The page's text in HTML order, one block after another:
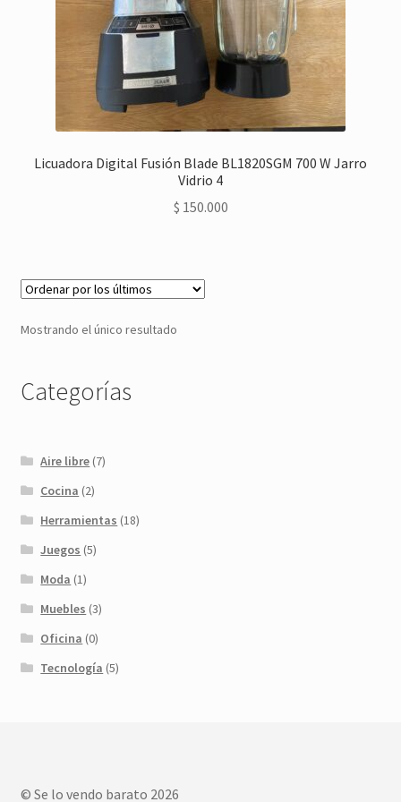
Licuadora Digital Fusión Blade BL1820SGM 700 W Jarro
Vidrio 4
$ 150.000
Mostrando el único resultado
Categorías
Aire libre (7)
Cocina (2)
Herramientas (18)
Juegos (5)
Moda (1)
Muebles (3)
Oficina (0)
Tecnología (5)
© Se lo vendo barato 2026